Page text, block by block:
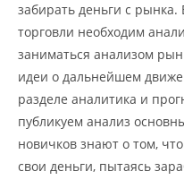
забирать деньги с
торговли необходим
заниматься анализом
идеи о дальнейшем
разделе аналитика и
публикуем анализ
новичков знают о том,
свои деньги, пытаясь